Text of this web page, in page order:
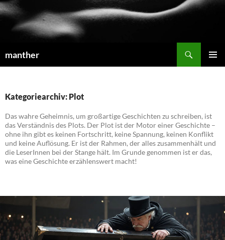
manther
Kategoriearchiv: Plot
Das wahre Geheimnis, um großartige Geschichten zu schreiben, ist
das Verständnis des Plots. Der Plot ist der Motor einer Geschichte –
ohne ihn gibt es keinen Fortschritt, keine Spannung, keinen Konflikt
und keine Auflösung. Er ist der Rahmen, der alles zusammenhält und
die LeserInnen bei der Stange hält. Im Grunde genommen ist er das,
was eine Geschichte erzählenswert macht!